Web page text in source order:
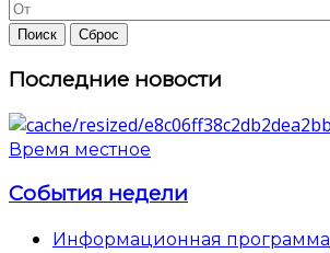
Последние новости
Время местное
События недели
Информационная программа